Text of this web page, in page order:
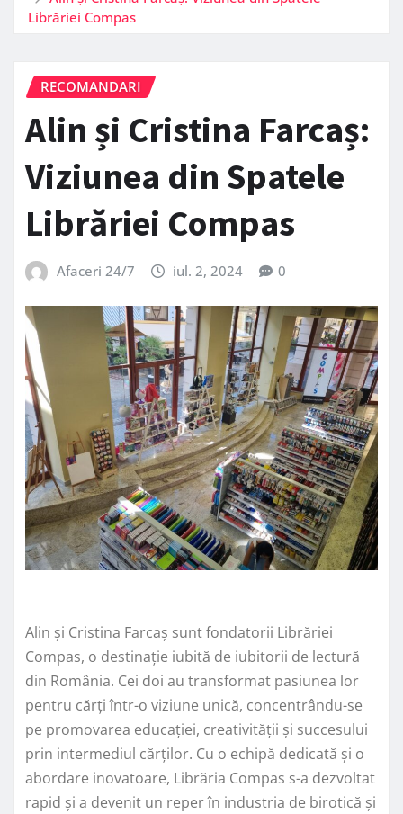
Librăriei Compas
RECOMANDARI
Alin și Cristina Farcaș:
Viziunea din Spatele
Librăriei Compas
Afaceri 24/7 iul. 2, 2024 0
Alin și Cristina Farcaș sunt fondatorii Librăriei
Compas, o destinație iubită de iubitorii de lectură
din România. Cei doi au transformat pasiunea lor
pentru cărți într-o viziune unică, concentrându-se
pe promovarea educației, creativității și succesului
prin intermediul cărților. Cu o echipă dedicată și o
abordare inovatoare, Librăria Compas s-a dezvoltat
rapid și a devenit un reper în industria de birotică și